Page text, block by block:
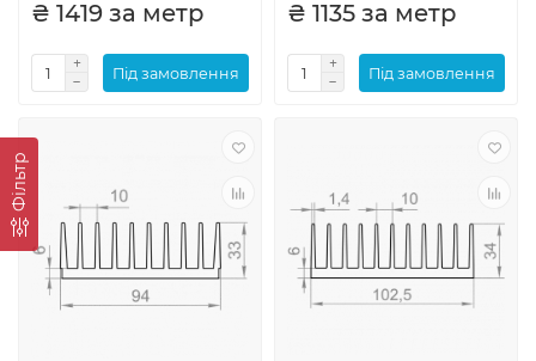
Фiльтр
₴ 1419 за метр
Пiд замовлення
₴ 1135 за метр
Пiд замовлення